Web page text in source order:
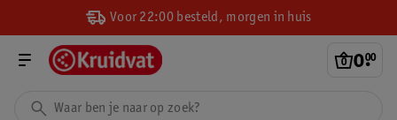
Voor 22:00 besteld, morgen in huis
0.
00